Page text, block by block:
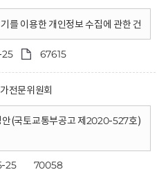
를 이용한 개인정보 수집에 관한 건
67615
전문위원회
안(국토교통부공고 제2020-527호)
25 70058